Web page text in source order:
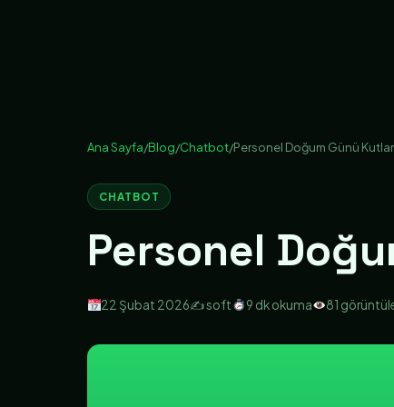
Ana Sayfa/Blog/Chatbot/Personel Doğum Günü
CHATBOT
Personel
22 Şubat 2026✍️ soft 9 dk okuma 81